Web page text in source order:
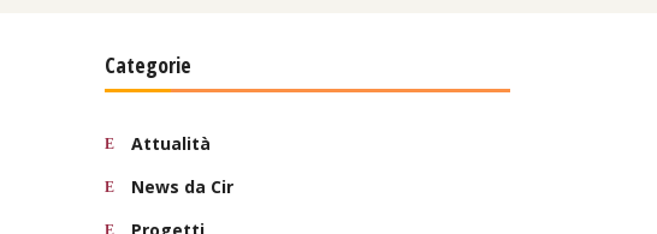
Categorie
Attualità
News da Cir